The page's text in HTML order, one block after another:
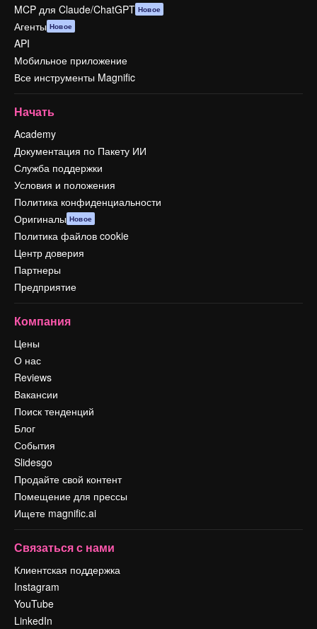
MCP для Claude/ChatGPT Новое
Агенты Новое
API
Мобильное приложение
Все инструменты Magnific
Начать
Academy
Документация по Пакету ИИ
Служба поддержки
Условия и положения
Политика конфиденциальности
Оригиналы Новое
Политика файлов cookie
Центр доверия
Партнеры
Предприятие
Компания
Цены
О нас
Reviews
Вакансии
Поиск тенденций
Блог
События
Slidesgo
Продайте свой контент
Помещение для прессы
Ищете magnific.ai
Связаться с нами
Клиентская поддержка
Instagram
YouTube
LinkedIn